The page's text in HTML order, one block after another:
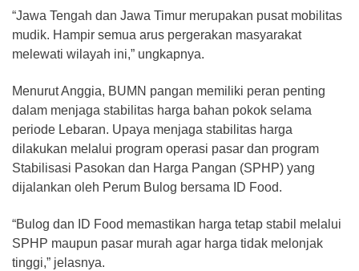
“Jawa Tengah dan Jawa Timur merupakan pusat mobilitas
mudik. Hampir semua arus pergerakan masyarakat
melewati wilayah ini,” ungkapnya.
Menurut Anggia, BUMN pangan memiliki peran penting
dalam menjaga stabilitas harga bahan pokok selama
periode Lebaran. Upaya menjaga stabilitas harga
dilakukan melalui program operasi pasar dan program
Stabilisasi Pasokan dan Harga Pangan (SPHP) yang
dijalankan oleh Perum Bulog bersama ID Food.
“Bulog dan ID Food memastikan harga tetap stabil melalui
SPHP maupun pasar murah agar harga tidak melonjak
tinggi,” jelasnya.